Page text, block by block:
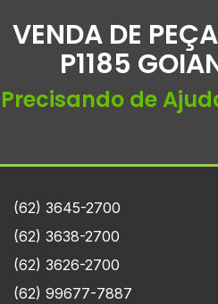
VENDA DE
P1185
Precisando de
(62) 3645-2700
(62) 3638-2700
(62) 3626-2700
(62) 99677-7887